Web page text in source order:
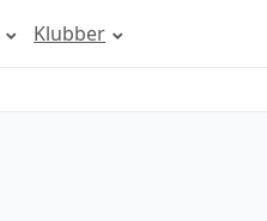
Klubber